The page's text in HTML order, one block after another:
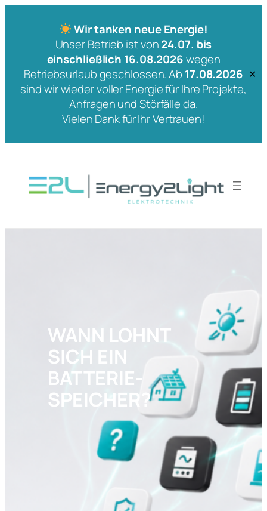
Wir tanken neue Energie!
Unser Betrieb ist von24.07. bis
einschließlich 16.08.2026wegen
Betriebsurlaub geschlossen. Ab 17.08.2026
sind wir wieder voller Energie für Ihre Projekte,
Anfragen und Störfälle da.
Vielen Dank für Ihr Vertrauen!
✕
springen
WANN LOHNT
SICH EIN
BATTERIE-
SPEICHER?